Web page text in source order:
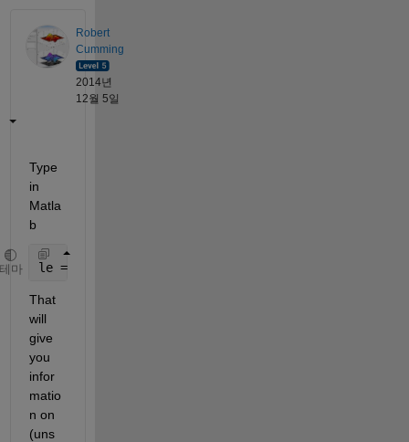
Robert
Cumming
2014년
12월 5일
Type
in
Matla
b
테마 le = lasterror
That
will
give
you
infor
matio
n on
(uns